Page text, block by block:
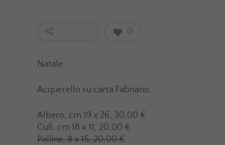
0
Natale.
Acquerello su carta Fabriano.
Albero, cm 19 x 26, 30,00 €
Gufi, cm 18 x 11, 20,00 €
Palline, 8 x 15, 20,00 €